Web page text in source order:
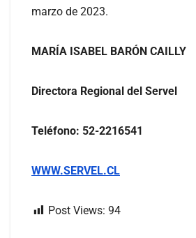
marzo de 2023.
MARÍA ISABEL BARÓN CAILLY
Directora Regional del Servel
Teléfono: 52-2216541
WWW.SERVEL.CL
Post Views: 94